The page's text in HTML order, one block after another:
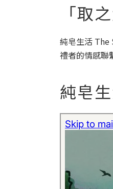
「取
純皂生活 The
禮者的情感聯
純皂